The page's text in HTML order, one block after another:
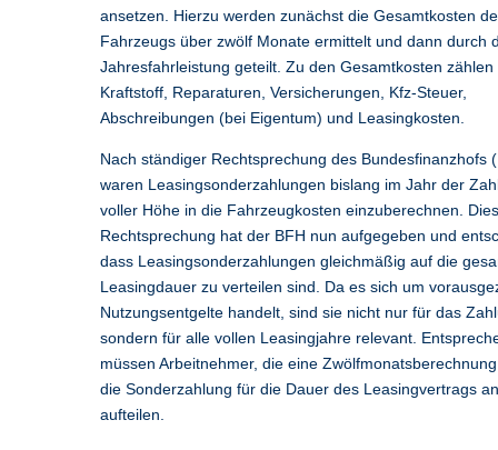
ansetzen. Hierzu werden zunächst die Gesamtkosten
Fahrzeugs über zwölf Monate ermittelt und dann durch
Jahresfahrleistung geteilt. Zu den Gesamtkosten zählen
Kraftstoff, Reparaturen, Versicherungen, Kfz-Steuer,
Abschreibungen (bei Eigentum) und Leasingkosten.
Nach ständiger Rechtsprechung des Bundesfinanzhofs
waren Leasingsonderzahlungen bislang im Jahr der
voller Höhe in die Fahrzeugkosten einzuberechnen.
Rechtsprechung hat der BFH nun aufgegeben und
dass Leasingsonderzahlungen gleichmäßig auf die
Leasingdauer zu verteilen sind. Da es sich um
Nutzungsentgelte handelt, sind sie nicht nur für das
sondern für alle vollen Leasingjahre relevant.
müssen Arbeitnehmer, die eine
die Sonderzahlung für die Dauer des Leasingvertrags
aufteilen.